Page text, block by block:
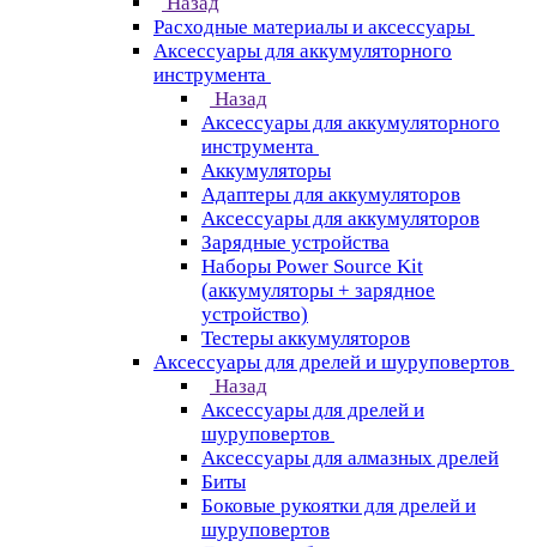
Расходные материалы и аксессуары
Аксессуары для аккумуляторного
инструмента
Назад
Аксессуары для аккумуляторного
инструмента
Aккумуляторы
Адаптеры для аккумуляторов
Аксессуары для аккумуляторов
Зарядные устройства
Наборы Power Source Kit
(аккумуляторы + зарядное
устройство)
Тестеры аккумуляторов
Аксессуары для дрелей и шуруповертов
Назад
Аксессуары для дрелей и
шуруповертов
Аксессуары для алмазных дрелей
Биты
Боковые рукоятки для дрелей и
шуруповертов